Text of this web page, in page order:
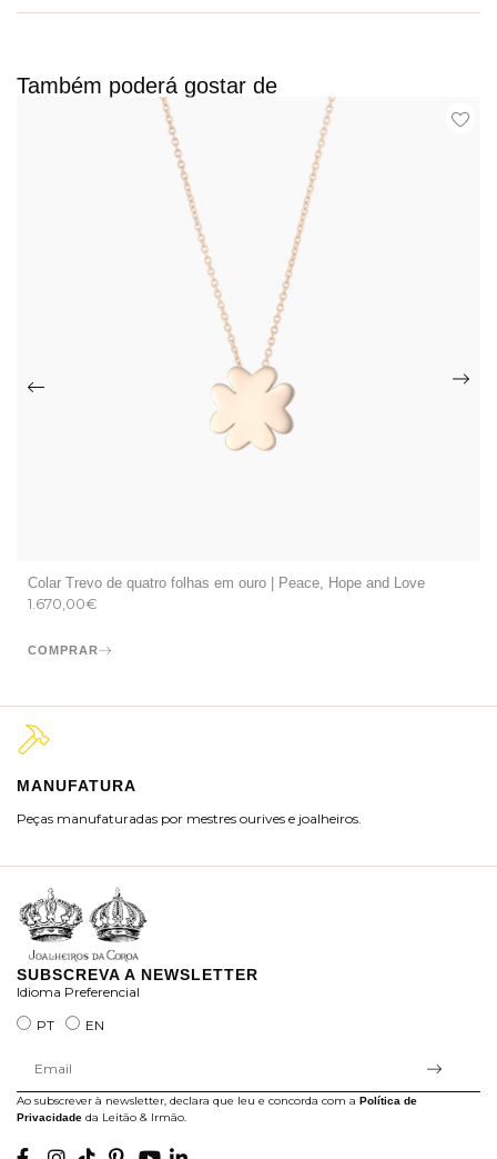
Também poderá gostar de
Colar Trevo de quatro folhas em ouro | Peace, Hope and Love
1.670,00€
COMPRAR
MANUFATURA
Peças manufaturadas por mestres ourives e joalheiros.
SUBSCREVA A NEWSLETTER
Idioma Preferencial
PT
EN
Ao subscrever à newsletter, declara que leu e concorda com a Política de
Privacidade da Leitão & Irmão.